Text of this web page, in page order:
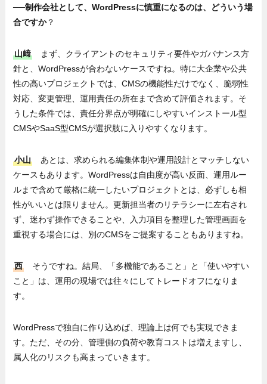
──制作会社として、WordPressに慎重になるのは、どういう場
合ですか？
山﨑
まず、クライアントのセキュリティ要件やガバナンス方
針と、WordPressが合わないケースですね。特に大企業や公共
性の高いプロジェクトでは、CMSの機能性だけでなく、脆弱性
対応、変更管理、運用責任の所在まで含めて評価されます。そ
うした条件では、責任分界点が明確にしやすいインストール型
CMSやSaaS型CMSが選択肢に入りやすくなります。
小山
あとは、求められる編集体制や運用設計とマッチしない
ケースもあります。WordPressは自由度が高い反面、運用ルー
ルまで含めて厳格に統一したいプロジェクトとは、必ずしも相
性がいいとは限りません。更新担当者のリテラシーに左右され
ず、迷わず操作できることや、入力項目を整理した管理画面を
重視する場合には、別のCMSをご提案することもありますね。
西
そうですね。結局、「多機能であること」と「使いやすい
こと」は、運用の現場では往々にしてトレードオフになりま
す。
WordPressで独自に作り込めば、理論上は何でも実現できま
す。ただ、その分、管理側の負荷や教育コストは増えますし、
属人化のリスクも高まっていきます。